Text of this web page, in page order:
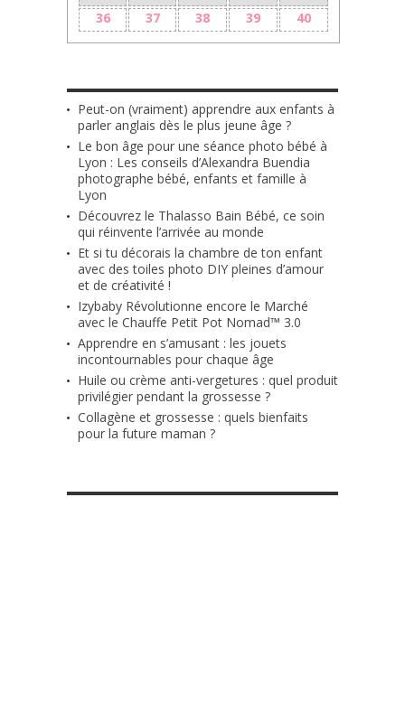
36
37 38 39 40
Peut-on (vraiment) apprendre aux enfants à
parler anglais dès le plus jeune âge ?
Le bon âge pour une séance photo bébé à
Lyon : Les conseils d’Alexandra Buendia
photographe bébé, enfants et famille à
Lyon
Découvrez le Thalasso Bain Bébé, ce soin
qui réinvente l’arrivée au monde
Et si tu décorais la chambre de ton enfant
avec des toiles photo DIY pleines d’amour
et de créativité !
Izybaby Révolutionne encore le Marché
avec le Chauffe Petit Pot Nomad™ 3.0
Apprendre en s’amusant : les jouets
incontournables pour chaque âge
Huile ou crème anti-vergetures : quel produit
privilégier pendant la grossesse ?
Collagène et grossesse : quels bienfaits
pour la future maman ?